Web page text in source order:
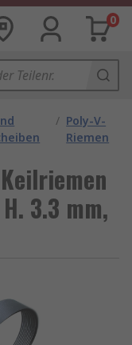
0
/ Poly-V-
Riemen
3.3 mm,